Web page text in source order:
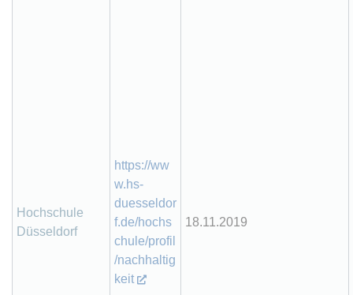
Hochschule
Düsseldorf
https://ww
w.hs-
duesseldor
f.de/hochs
chule/profil
/nachhaltig
keit
18.11.2019